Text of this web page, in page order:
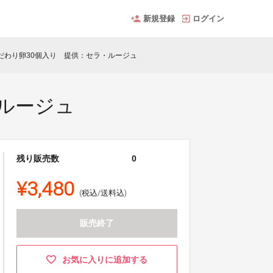
新規登録 ログイン
わり卵30個入り 提供：セラ・ルージュ
ージュ
残り販売数 0
¥3,480 (税込/送料込)
販売終了
お気に入りに追加する